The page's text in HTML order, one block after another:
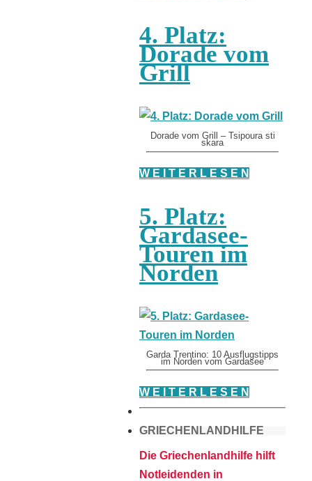
4. Platz:
Dorade vom
Grill
Dorade vom Grill – Tsipoura sti
skara
W E I T E R L E S E N
5. Platz:
Gardasee-
Touren im
Norden
Garda Trentino: 10 Ausflugstipps
im Norden vom Gardasee
W E I T E R L E S E N
GRIECHENLANDHILFE
Die Griechenlandhilfe hilft
Notleidenden in